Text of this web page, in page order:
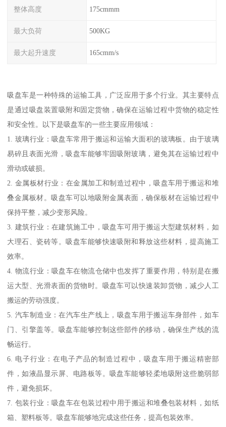
整体高度 175cmmm
最大负荷 500KG
最大起升速度 165cmm/s
吸盘车是一种特殊的运输工具，广泛应用于多个行业。其主要特点
是通过吸盘装置吸附和固定货物，确保在运输过程中货物的稳定性
和安全性。以下是吸盘车的一些主要应用领域：
1. 玻璃行业：吸盘车常用于搬运和运输大面积的玻璃板。由于玻璃
易碎且表面光滑，吸盘车能够牢固吸附玻璃，避免其在运输过程中
滑动或破损。
2. 金属板材行业：在金属加工和制造过程中，吸盘车用于搬运和堆
叠金属板材。吸盘车可以地吸附金属表面，确保板材在运输过程中
保持平整，减少变形风险。
3. 建筑行业：在建筑施工中，吸盘车可用于搬运大型建筑材料，如
大理石、瓷砖等。吸盘车能够快速吸附和释放这些材料，提高施工
效率。
4. 物流行业：吸盘车在物流仓储中也发挥了重要作用，特别是在搬
运大型、光滑表面的货物时。吸盘车可以快速装卸货物，减少人工
搬运的劳动强度。
5. 汽车制造业：在汽车生产线上，吸盘车用于搬运车身部件，如车
门、引擎盖等。吸盘车能够控制这些部件的移动，确保生产线的流
畅运行。
6. 电子行业：在电子产品的制造过程中，吸盘车用于搬运精密部
件，如液晶显示屏、电路板等。吸盘车能够轻柔地吸附这些脆弱部
件，避免损坏。
7. 包装行业：吸盘车在包装过程中用于搬运和堆叠包装材料，如纸
箱、塑料板等。吸盘车能够地完成这些任务，提高包装效率。